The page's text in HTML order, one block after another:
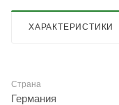
ХАРАКТЕРИСТИКИ
Страна
Германия